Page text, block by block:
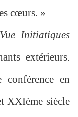
cœurs. »
Initiatiques
extérieurs.
en
XXIème siècle